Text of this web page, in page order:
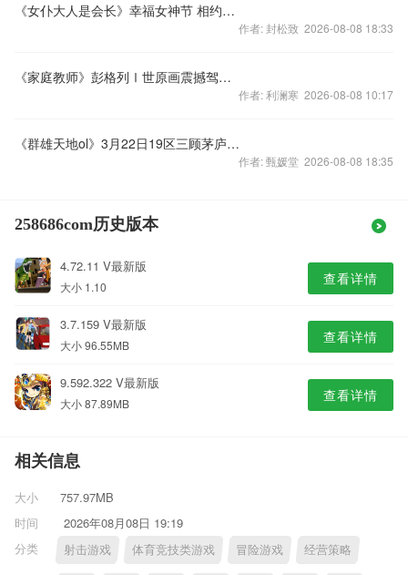
《女仆大人是会长》幸福女神节 相约在三月八日
作者: 封松致 2026-08-08 18:33
《家庭教师》彭格列Ⅰ世原画震撼驾临！
作者: 利澜寒 2026-08-08 10:17
《群雄天地ol》3月22日19区三顾茅庐开启
作者: 甄媛堂 2026-08-08 18:35
258686com历史版本
4.72.11 V最新版
大小 1.10 查看详情
3.7.159 V最新版
大小 96.55MB 查看详情
9.592.322 V最新版
大小 87.89MB 查看详情
相关信息
大小
757.97MB
时间
2026年08月08日 19:19
分类
射击游戏 体育竞技类游戏 冒险游戏 经营策略